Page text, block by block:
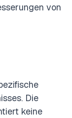
von
Die
keine